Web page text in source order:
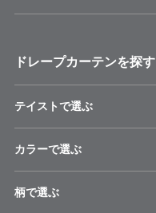
ドレープカーテンを探す
テイストで選ぶ
カラーで選ぶ
柄で選ぶ